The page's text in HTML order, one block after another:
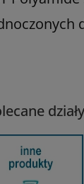
działy